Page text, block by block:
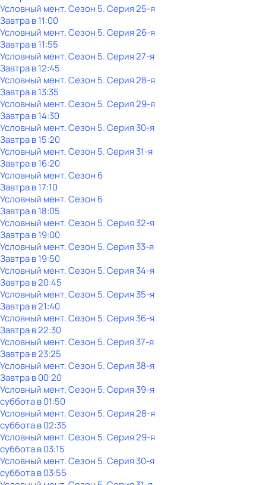
Условный мент. Сезон 5. Серия 25-я
Завтра в 11:00
Условный мент. Сезон 5. Серия 26-я
Завтра в 11:55
Условный мент. Сезон 5. Серия 27-я
Завтра в 12:45
Условный мент. Сезон 5. Серия 28-я
Завтра в 13:35
Условный мент. Сезон 5. Серия 29-я
Завтра в 14:30
Условный мент. Сезон 5. Серия 30-я
Завтра в 15:20
Условный мент. Сезон 5. Серия 31-я
Завтра в 16:20
Условный мент. Сезон 6
Завтра в 17:10
Условный мент. Сезон 6
Завтра в 18:05
Условный мент. Сезон 5. Серия 32-я
Завтра в 19:00
Условный мент. Сезон 5. Серия 33-я
Завтра в 19:50
Условный мент. Сезон 5. Серия 34-я
Завтра в 20:45
Условный мент. Сезон 5. Серия 35-я
Завтра в 21:40
Условный мент. Сезон 5. Серия 36-я
Завтра в 22:30
Условный мент. Сезон 5. Серия 37-я
Завтра в 23:25
Условный мент. Сезон 5. Серия 38-я
Завтра в 00:20
Условный мент. Сезон 5. Серия 39-я
субботав01:50
Условный мент. Сезон 5. Серия 28-я
субботав02:35
Условный мент. Сезон 5. Серия 29-я
субботав03:15
Условный мент. Сезон 5. Серия 30-я
субботав03:55